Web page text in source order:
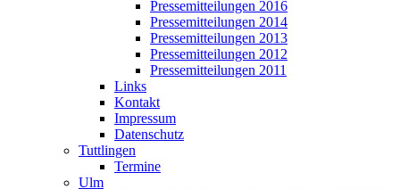
Pressemitteilungen 2016
Pressemitteilungen 2014
Pressemitteilungen 2013
Pressemitteilungen 2012
Pressemitteilungen 2011
Links
Kontakt
Impressum
Datenschutz
Tuttlingen
Termine
Ulm